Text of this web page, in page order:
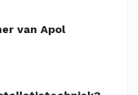
van Apol